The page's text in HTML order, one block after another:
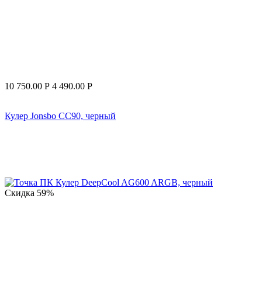
10 750.00 Р 4 490.00 Р
Кулер Jonsbo CC90, черный
Скидка 59%